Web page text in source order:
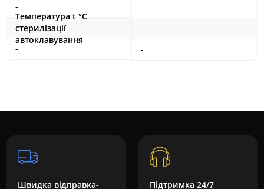
-
Температура t °С
стерилізації
автоклавування
-
-
-
Швидка відправка-
Підтримка 24/7